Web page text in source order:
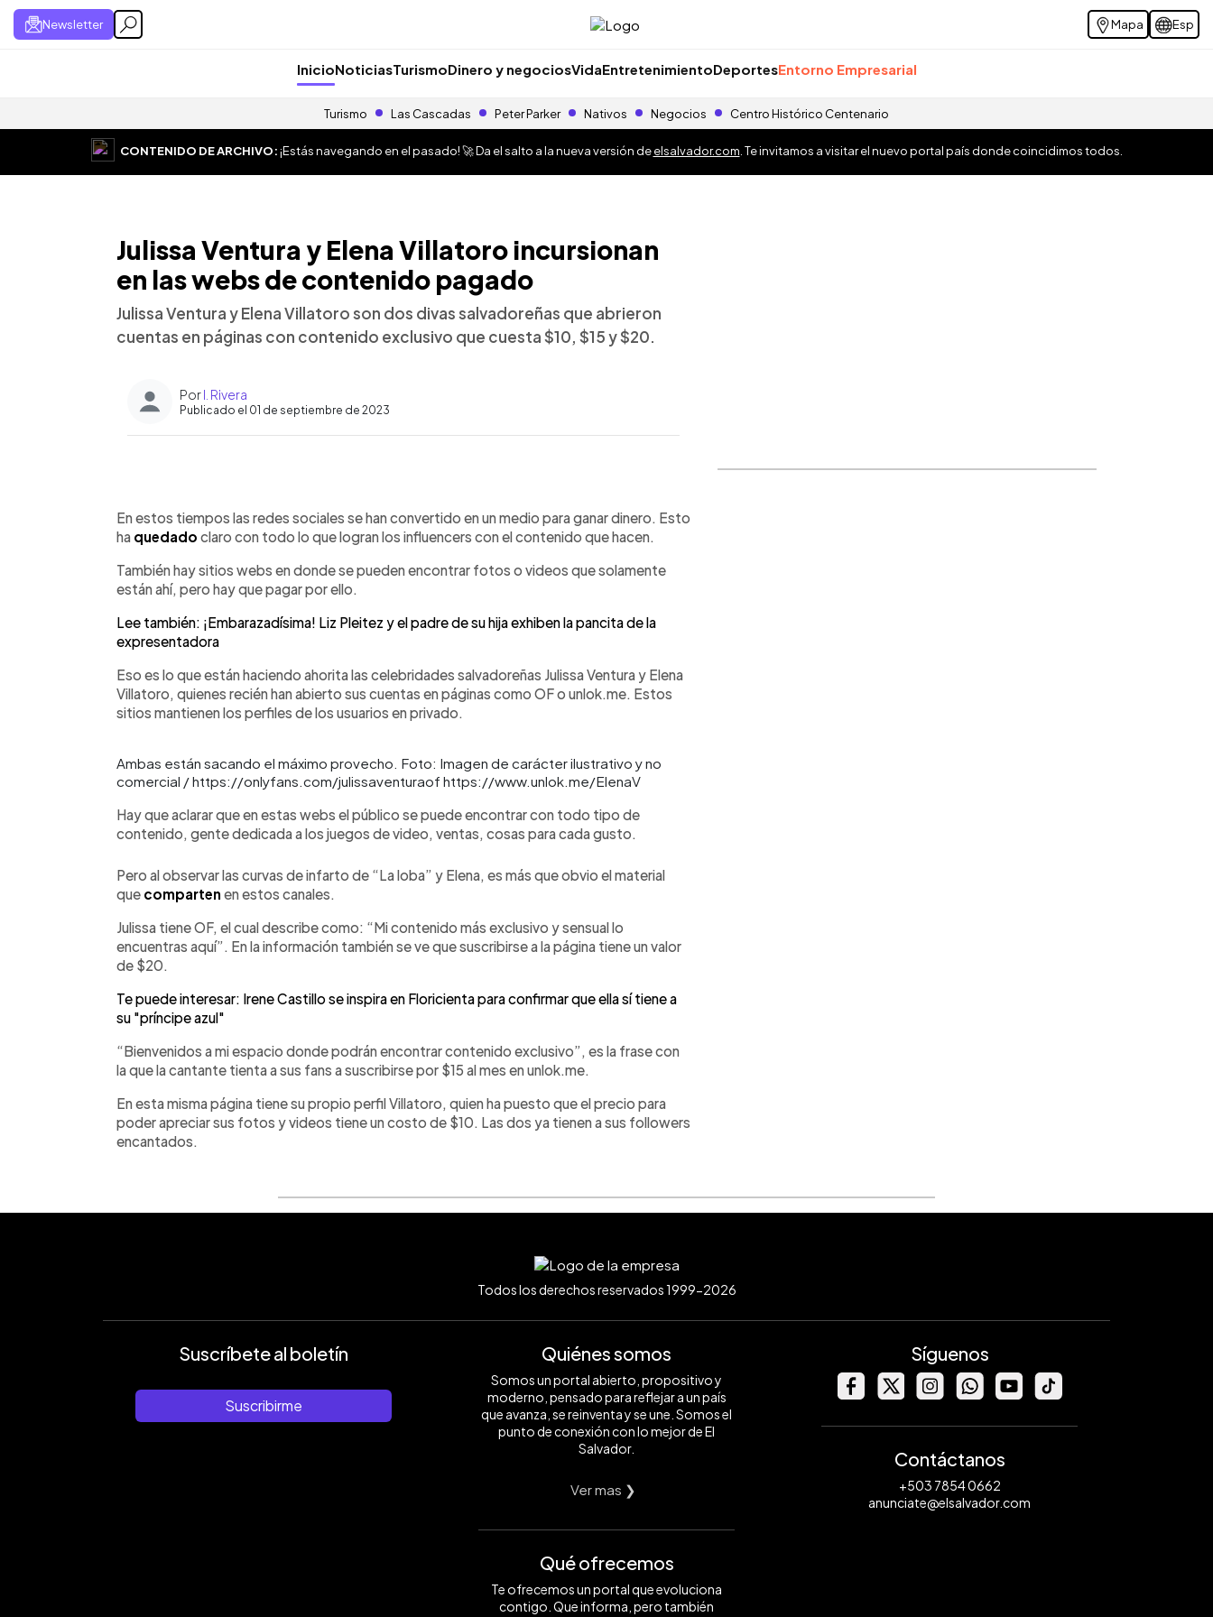
Newsletter Mapa Esp
InicioNoticiasTurismoDinero y negociosVidaEntretenimientoDeportesEntorno Empresarial
Turismo Las Cascadas Peter Parker Nativos Negocios Centro Histórico Centenario
CONTENIDO DE ARCHIVO:¡Estás navegando en el pasado! 🚀 Da el salto a la nueva versión deelsalvador.com . Te invitamos a visitar el nuevo portal país donde coincidimos todos.
Julissa Ventura y Elena Villatoro incursionan
en las webs de contenido pagado
Julissa Ventura y Elena Villatoro son dos divas salvadoreñas que abrieron
cuentas en páginas con contenido exclusivo que cuesta $10, $15 y $20.
PorI. Rivera
Publicado el 01 de septiembre de 2023
► Escuchar artículo
En estos tiempos las redes sociales se han convertido en un medio para ganar dinero. Esto
ha quedado claro con todo lo que logran los influencers con el contenido que hacen.
También hay sitios webs en donde se pueden encontrar fotos o videos que solamente
están ahí, pero hay que pagar por ello.
Lee también: ¡Embarazadísima! Liz Pleitez y el padre de su hija exhiben la pancita de la
expresentadora
Eso es lo que están haciendo ahorita las celebridades salvadoreñas Julissa Ventura y Elena
Villatoro, quienes recién han abierto sus cuentas en páginas como OF o unlok.me. Estos
sitios mantienen los perfiles de los usuarios en privado.
Ambas están sacando el máximo provecho. Foto: Imagen de carácter ilustrativo y no
comercial / https://onlyfans.com/julissaventuraof https://www.unlok.me/ElenaV
Hay que aclarar que en estas webs el público se puede encontrar con todo tipo de
contenido, gente dedicada a los juegos de video, ventas, cosas para cada gusto.
Pero al observar las curvas de infarto de “La loba” y Elena, es más que obvio el material
que comparten en estos canales.
Julissa tiene OF, el cual describe como: “Mi contenido más exclusivo y sensual lo
encuentras aquí”. En la información también se ve que suscribirse a la página tiene un valor
de $20.
Te puede interesar: Irene Castillo se inspira en Floricienta para confirmar que ella sí tiene a
su "príncipe azul"
“Bienvenidos a mi espacio donde podrán encontrar contenido exclusivo”, es la frase con
la que la cantante tienta a sus fans a suscribirse por $15 al mes en unlok.me.
En esta misma página tiene su propio perfil Villatoro, quien ha puesto que el precio para
poder apreciar sus fotos y videos tiene un costo de $10. Las dos ya tienen a sus followers
encantados.
Todos los derechos reservados 1999-2026
Suscríbete al boletín
Suscribirme
Quiénes somos
Somos un portal abierto, propositivo y
moderno, pensado para reflejar a un país
que avanza, se reinventa y se une. Somos el
punto de conexión con lo mejor de El
Salvador.
Ver mas ❯
Qué ofrecemos
Te ofrecemos un portal que evoluciona
contigo. Que informa, pero también
Síguenos
Contáctanos
+503 7854 0662
anunciate@elsalvador.com